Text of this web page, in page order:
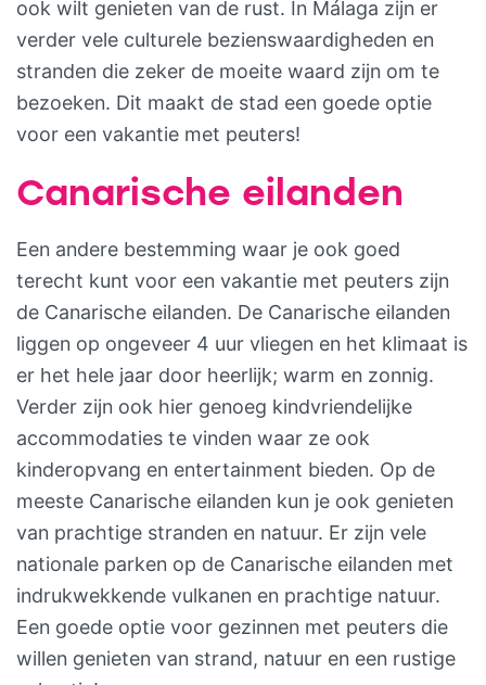
ook wilt genieten van de rust. In Málaga zijn er
verder vele culturele bezienswaardigheden en
stranden die zeker de moeite waard zijn om te
bezoeken. Dit maakt de stad een goede optie
voor een vakantie met peuters!
Canarische eilanden
Een andere bestemming waar je ook goed
terecht kunt voor een vakantie met peuters zijn
de Canarische eilanden. De Canarische eilanden
liggen op ongeveer 4 uur vliegen en het klimaat is
er het hele jaar door heerlijk; warm en zonnig.
Verder zijn ook hier genoeg kindvriendelijke
accommodaties te vinden waar ze ook
kinderopvang en entertainment bieden. Op de
meeste Canarische eilanden kun je ook genieten
van prachtige stranden en natuur. Er zijn vele
nationale parken op de Canarische eilanden met
indrukwekkende vulkanen en prachtige natuur.
Een goede optie voor gezinnen met peuters die
willen genieten van strand, natuur en een rustige